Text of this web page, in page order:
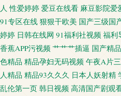
观看 91性爱视频在线观看 婷婷丁香传媒
色图手机版 黑料自慰自拍 91肏比 精品福
院导航 在线香蕉 欧美人成电影在线一区
美女成人视频 91探花色情 中文字幕37页
人 性爱婷婷 爱豆在线看 麻豆影院爱
91专区在线 狠狠干欧美 国产三级国
婷婷 日韩在线网 91福利社视频 福利
香蕉APP污视频 艹艹艹插逼 国产精
色精品 精品孕妇无码视频 午夜A片
人精品 精品93久久久 日本人妖射精
乱伦第一页 韩日视频 高清国产剧观